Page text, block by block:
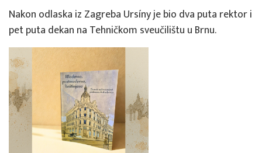
Nakon odlaska iz Zagreba Ursíny je bio dva puta rektor i
pet puta dekan na Tehničkom sveučilištu u Brnu.